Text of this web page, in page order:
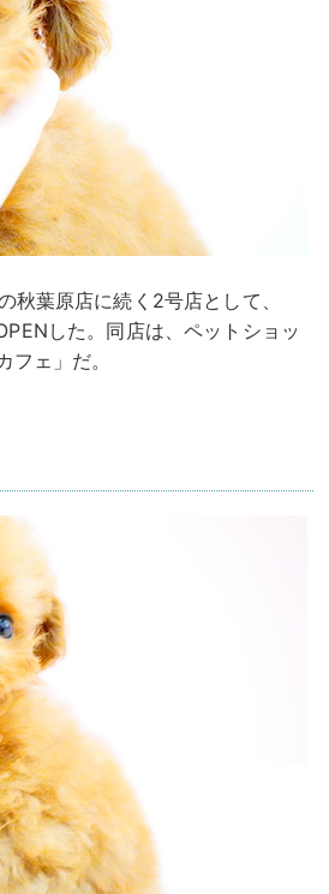
秋葉原店に続く2号店として、
した。同店は、ペットショッ
ェ」だ。